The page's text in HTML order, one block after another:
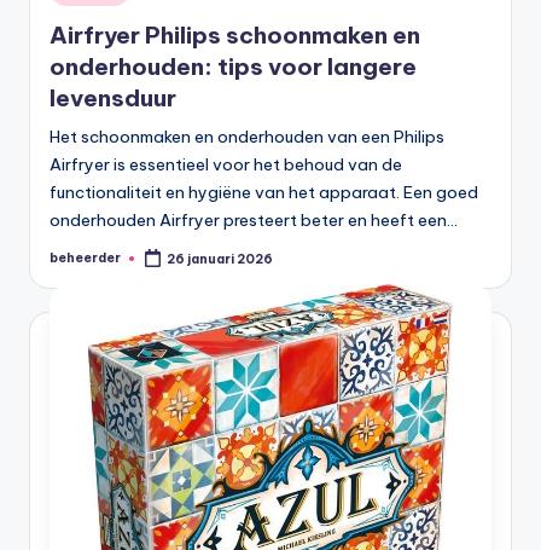
in
Airfryer Philips schoonmaken en
onderhouden: tips voor langere
levensduur
Het schoonmaken en onderhouden van een Philips
Airfryer is essentieel voor het behoud van de
functionaliteit en hygiëne van het apparaat. Een goed
onderhouden Airfryer presteert beter en heeft een…
Geplaatst
beheerder 26 januari 2026